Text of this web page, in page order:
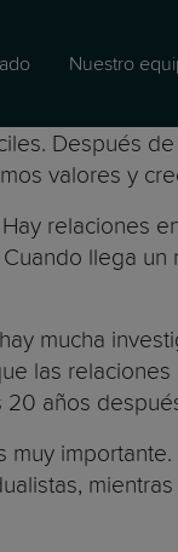
Nuestro
Después
valores y
relaciones
llega
mucha
las
20 años
muy